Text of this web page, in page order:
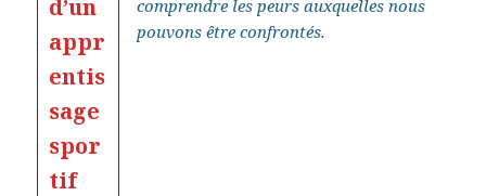
comprendre les peurs auxquelles nous
pouvons être confrontés.
d’un
appr
entis
sage
spor
tif